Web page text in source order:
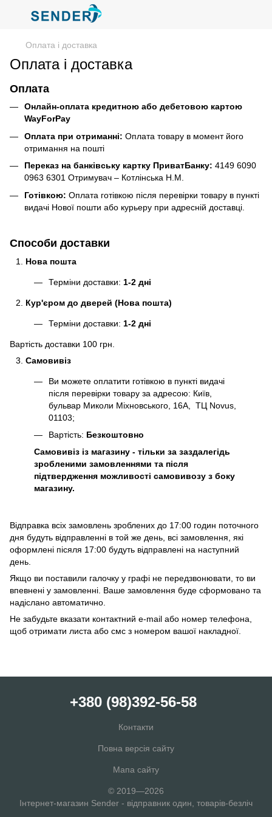
Оплата і доставка
Оплата і доставка
Оплата
Онлайн-оплата кредитною або дебетовою картою
WayForPay
Оплата при отриманні: Оплата товару в момент його
отримання на пошті
Переказ на банківську картку ПриватБанку: 4149 6090
0963 6301 Отримувач – Котлінська Н.М.
Готівкою: Оплата готівкою після перевірки товару в пункті
видачі Нової пошти або курьеру при адресній доставці.
Способи доставки
Нова пошта
Терміни доставки: 1-2 дні
Кур'єром до дверей (Нова пошта)
Терміни доставки: 1-2 дні
Вартість доставки 100 грн.
Самовивіз
Ви можете оплатити готівкою в пункті видачі
після перевірки товару за адресою: Київ,
бульвар Миколи Міхновського, 16А, ТЦ Novus,
01103;
Вартість: Безкоштовно
Самовивіз із магазину - тільки за заздалегідь
зробленими замовленнями та після
підтвердження можливості самовивозу з боку
магазину.
Відправка всіх замовлень зроблених до 17:00 годин поточного
дня будуть відправленні в той же день, всі замовлення, які
оформлені пісяля 17:00 будуть відправлені на наступний
день.
Якщо ви поставили галочку у графі не передзвонювати, то ви
впевнені у замовленні. Ваше замовлення буде сформовано та
надіслано автоматично.
Не забудьте вказати контактний e-mail або номер телефона,
щоб отримати листа або смс з номером вашої накладної.
+380 (98)392-56-58
Контакти
Повна версія сайту
Мапа сайту
© 2019—2026
Інтернет-магазин Sender - відправник один, товарів-безліч